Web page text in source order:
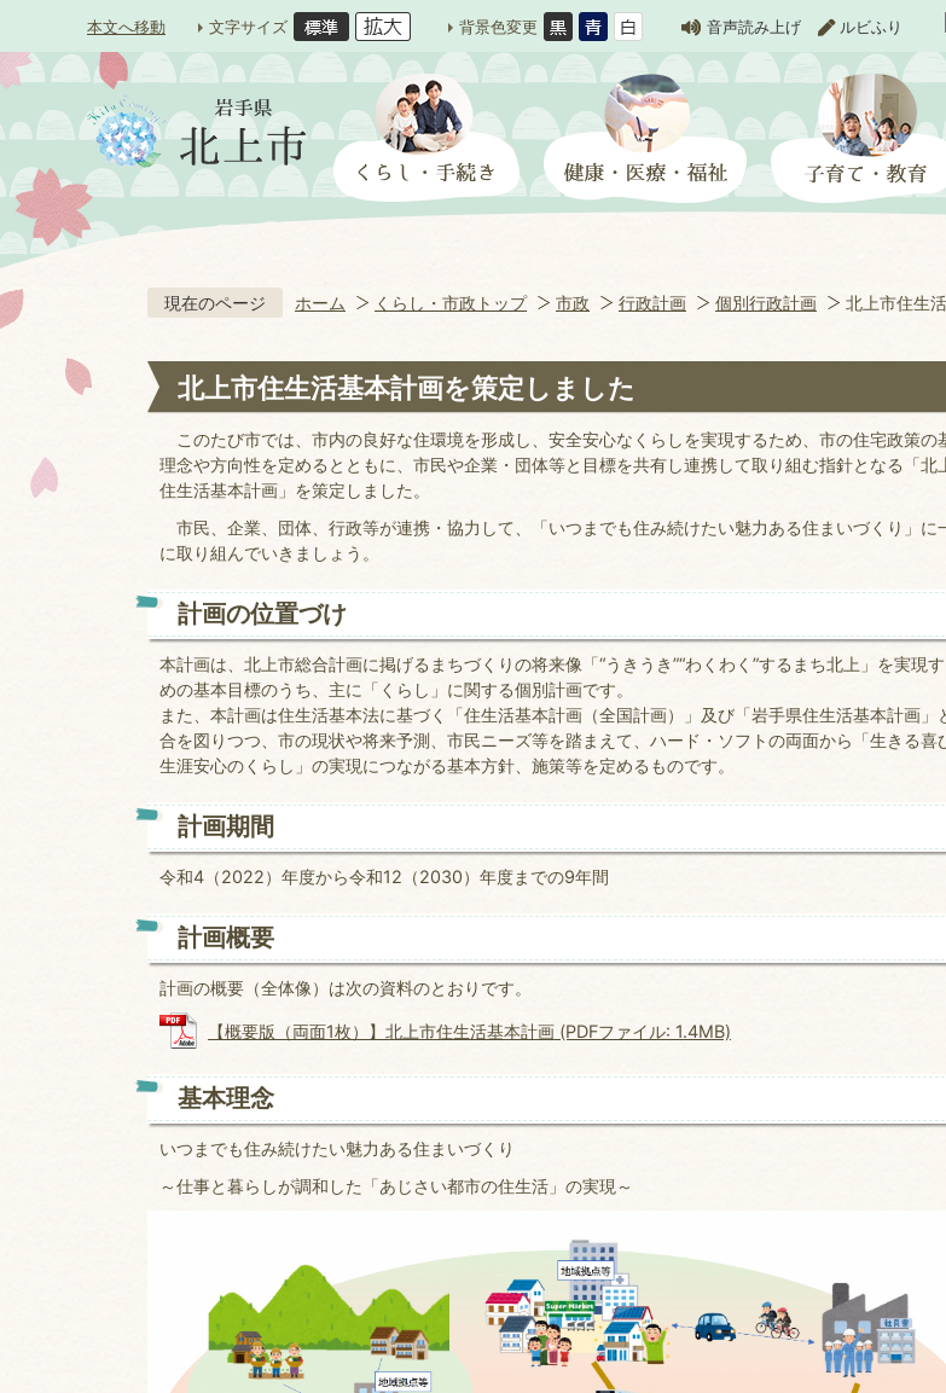
本文へ移動 文字サイズ 背景色変更 音声読み上げ ルビふり
現在のページ ホーム くらし・市政トップ 市政 行政計画 個別行政計画 北上市住生
北上市住生活基本計画を策定しました
このたび市では、市内の良好な住環境を形成し、安全安心なくらしを実現するため、市の住宅政策の
理念や方向性を定めるとともに、市民や企業・団体等と目標を共有し連携して取り組む指針となる「北
住生活基本計画」を策定しました。
市民、企業、団体、行政等が連携・協力して、「いつまでも住み続けたい魅力ある住まいづくり」に
に取り組んでいきましょう。
計画の位置づけ
本計画は、北上市総合計画に掲げるまちづくりの将来像「“うきうき”“わくわく”するまち北上」を実現
めの基本目標のうち、主に「くらし」に関する個別計画です。
また、本計画は住生活基本法に基づく「住生活基本計画（全国計画）」及び「岩手県住生活基本計画」
合を図りつつ、市の現状や将来予測、市民ニーズ等を踏まえて、ハード・ソフトの両面から「生きる喜
生涯安心のくらし」の実現につながる基本方針、施策等を定めるものです。
計画期間
令和4（2022）年度から令和12（2030）年度までの9年間
計画概要
計画の概要（全体像）は次の資料のとおりです。
【概要版（両面1枚）】北上市住生活基本計画 (PDFファイル: 1.4MB)
基本理念
いつまでも住み続けたい魅力ある住まいづくり
～仕事と暮らしが調和した「あじさい都市の住生活」の実現～